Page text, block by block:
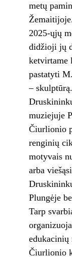
metų
2025-ųjų
didžioji jų
ketvirtame
pastatyti
–
muziejuje
Čiurlionio
renginių
motyvais
arba
Plungėje
Tarp
Čiurlionio